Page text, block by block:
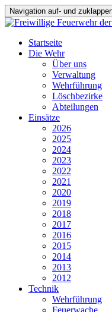
Navigation auf- und
Startseite
Die Wehr
Über uns
Verwaltung
Wehrführung
Löschbezirke
Abteilungen
Einsätze
2026
2025
2024
2023
2022
2021
2020
2019
2018
2017
2016
2015
2014
2013
2012
Technik
Wehrführung
Feuerwache